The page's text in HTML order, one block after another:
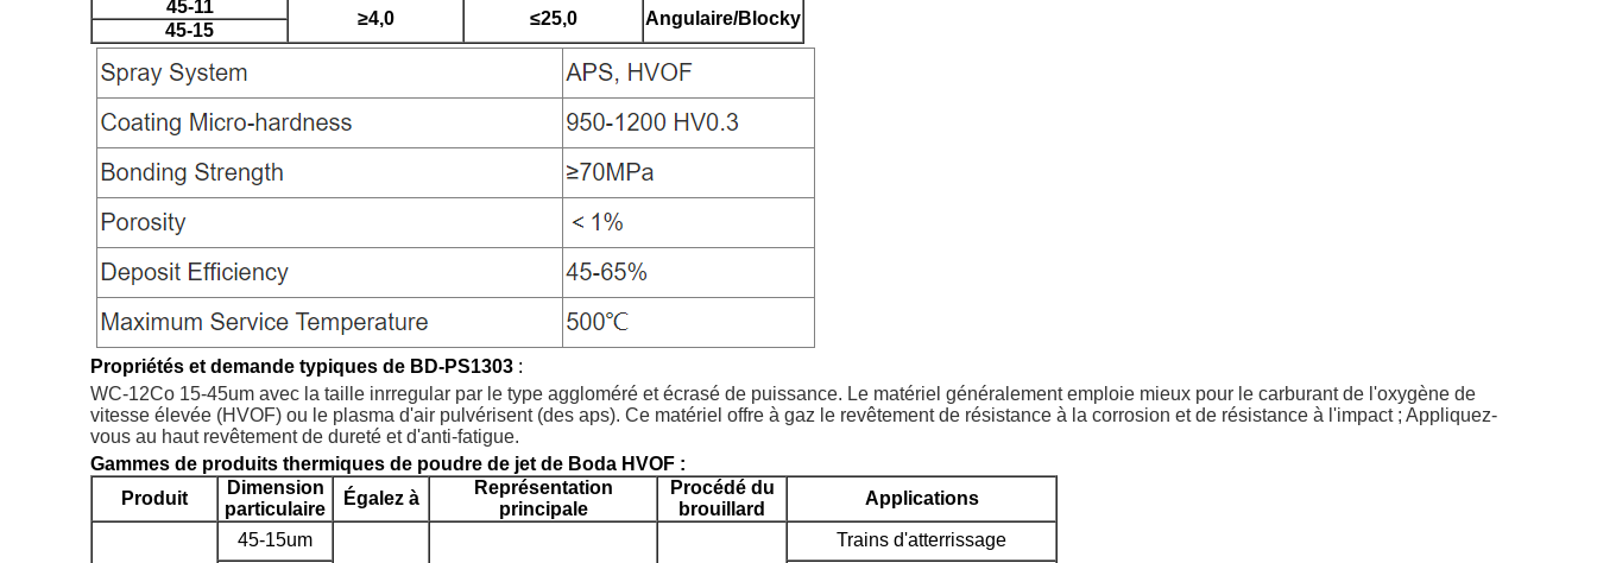
45-11
≥4,0 ≤25,0 Angulaire/Blocky
45-15
Propriétés et demande typiques de BD-PS1303 :
WC-12Co 15-45um avec la taille inrregular par le type aggloméré et écrasé de puissance. Le matériel généralement emploie mieux pour le carburant de l'oxygène de
vitesse élevée (HVOF) ou le plasma d'air pulvérisent (des aps). Ce matériel offre à gaz le revêtement de résistance à la corrosion et de résistance à l'impact ; Appliquez-
vous au haut revêtement de dureté et d'anti-fatigue.
Gammes de produits thermiques de poudre de jet de Boda HVOF :
Produit
Dimension
particulaire
Égalez à
Représentation
principale
Procédé du
brouillard
Applications
45-15um
Trains d'atterrissage